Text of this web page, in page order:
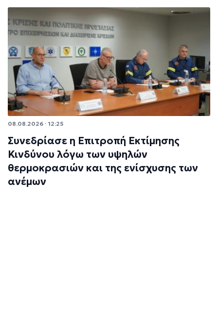
08.08.2026 · 12:25
Συνεδρίασε η Επιτροπή Εκτίμησης
Κινδύνου λόγω των υψηλών
θερμοκρασιών και της ενίσχυσης των
ανέμων